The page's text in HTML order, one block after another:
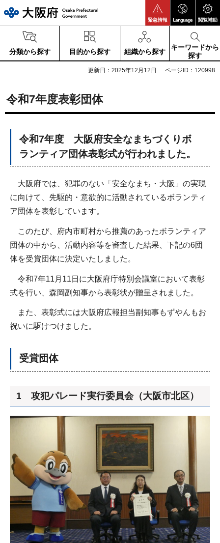
緊急情報 Language 閲覧補助
分類から探す 目的から探す 組織から探す
キーワードから
探す
更新日：2025年12月12日 ページID：120998
令和7年度表彰団体
令和7年度 大阪府安全なまちづくりボ
ランティア団体表彰式が行われました。
大阪府では、犯罪のない「安全なまち・大阪」の実現
に向けて、先駆的・意欲的に活動されているボランティ
ア団体を表彰しています。
このたび、府内市町村から推薦のあったボランティア
団体の中から、活動内容等を審査した結果、下記の6団
体を受賞団体に決定いたしました。
令和7年11月11日に大阪府庁特別会議室において表彰
式を行い、森岡副知事から表彰状が贈呈されました。
また、表彰式には大阪府広報担当副知事もずやんもお
祝いに駆けつけました。
受賞団体
1 攻犯パレード実行委員会（大阪市北区）